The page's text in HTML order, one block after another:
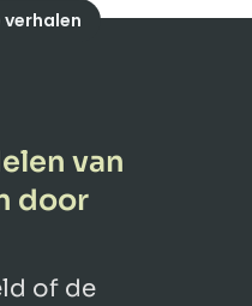
verhalen
van
door
of de